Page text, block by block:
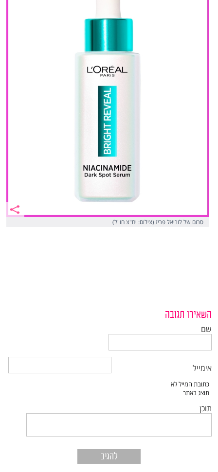
סרום של לוריאל פריז (צילום: יח"צ חו"ל)
השאירו תגובה
שם
אימייל
תוכן